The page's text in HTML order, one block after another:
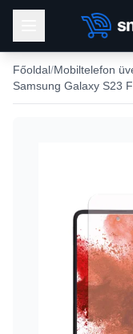
Főoldal Mobiltelefon
Samsung Galaxy S23